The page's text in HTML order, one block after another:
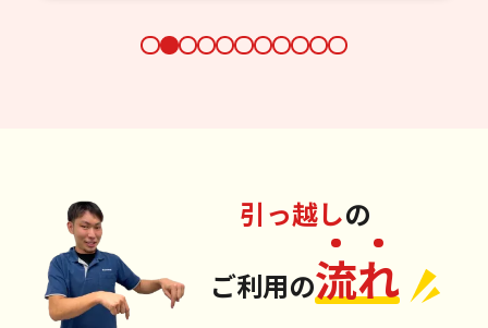
引っ越しの
ご利用の流れ